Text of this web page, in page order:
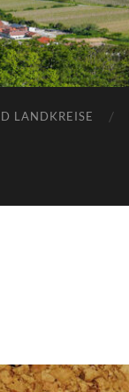
LANDKREISE